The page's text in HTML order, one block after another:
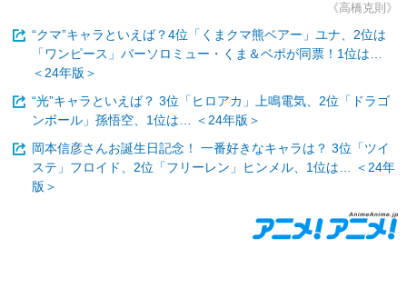
《高橋克則》
“クマ”キャラといえば？4位「くまクマ熊ベアー」ユナ、2位は
「ワンピース」バーソロミュー・くま＆ベポが同票！1位は…
＜24年版＞
“光”キャラといえば？ 3位「ヒロアカ」上鳴電気、2位「ドラゴ
ンボール」孫悟空、1位は… ＜24年版＞
岡本信彦さんお誕生日記念！ 一番好きなキャラは？ 3位「ツイ
ステ」フロイド、2位「フリーレン」ヒンメル、1位は… ＜24年
版＞